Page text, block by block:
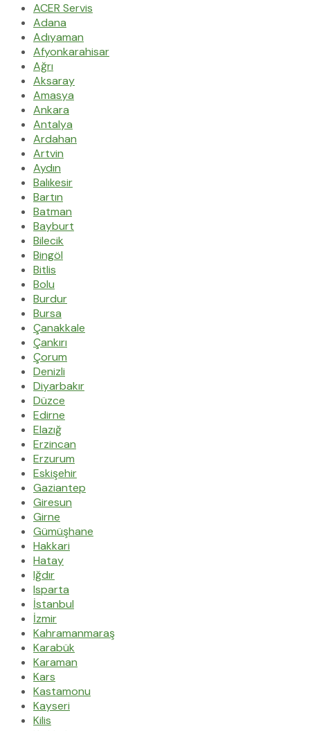
ACER Servis
Adana
Adıyaman
Afyonkarahisar
Ağrı
Aksaray
Amasya
Ankara
Antalya
Ardahan
Artvin
Aydın
Balıkesir
Bartın
Batman
Bayburt
Bilecik
Bingöl
Bitlis
Bolu
Burdur
Bursa
Çanakkale
Çankırı
Çorum
Denizli
Diyarbakır
Düzce
Edirne
Elazığ
Erzincan
Erzurum
Eskişehir
Gaziantep
Giresun
Girne
Gümüşhane
Hakkari
Hatay
Iğdır
Isparta
İstanbul
İzmir
Kahramanmaraş
Karabük
Karaman
Kars
Kastamonu
Kayseri
Kilis